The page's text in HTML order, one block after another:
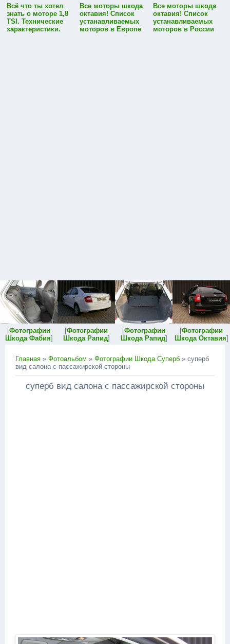
Всё что ты хотел
знать о моторе 1,8
TSI. Технические
характеристики.
Все моторы шкода
октавия! Список
устанавливаемых
моторов в Европе
Все моторы шкода
октавия! Список
устанавливаемых
моторов в России
[Фотографии
Шкода Фабия]
[Фотографии
Шкода Рапид]
[Фотографии
Шкода Рапид]
[Фотографии
Шкода Октавия]
Главная » Фотоальбом » Фотографии Шкода Суперб » суперб
вид салона с пассажирской стороны
суперб вид салона с пассажирской стороны